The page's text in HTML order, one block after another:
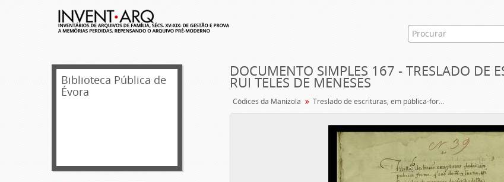
Biblioteca Pública de
Évora
DOCUMENTO SIMPLES 167 - TRESLADO DE
RUI TELES DE MENESES
Códices da Manizola Treslado de escrituras, em pública-forma, de Rui Teles de Meneses